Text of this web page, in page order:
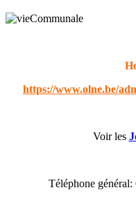
https://www.olne.be/
Voir les
Téléphone